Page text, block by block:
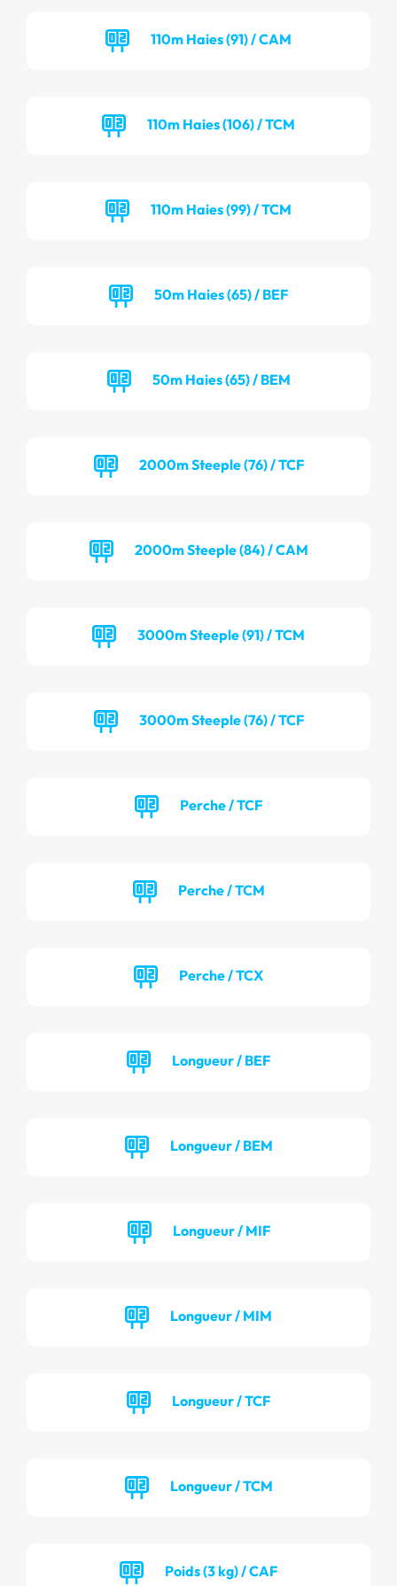
110m Haies (91) / CAM
110m Haies (106) / TCM
110m Haies (99) / TCM
50m Haies (65) / BEF
50m Haies (65) / BEM
2000m Steeple (76) / TCF
2000m Steeple (84) / CAM
3000m Steeple (91) / TCM
3000m Steeple (76) / TCF
Perche / TCF
Perche / TCM
Perche / TCX
Longueur / BEF
Longueur / BEM
Longueur / MIF
Longueur / MIM
Longueur / TCF
Longueur / TCM
Poids (3 kg) / CAF